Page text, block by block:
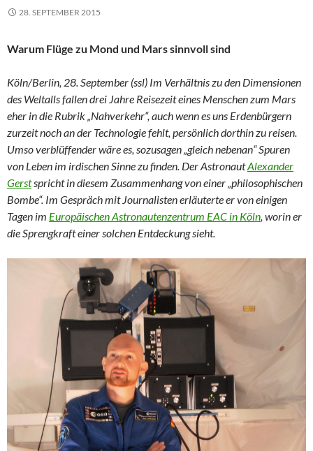
28. SEPTEMBER 2015
Warum Flüge zu Mond und Mars sinnvoll sind
Köln/Berlin, 28. September (ssl) Im Verhältnis zu den Dimensionen
des Weltalls fallen drei Jahre Reisezeit eines Menschen zum Mars
eher in die Rubrik „Nahverkehr“, auch wenn es uns Erdenbürgern
zurzeit noch an der Technologie fehlt, persönlich dorthin zu reisen.
Umso verblüffender wäre es, sozusagen „gleich nebenan“ Spuren
von Leben im irdischen Sinne zu finden. Der AstronautAlexander
Gerstspricht in diesem Zusammenhang von einer „philosophischen
Bombe“. Im Gespräch mit Journalisten erläuterte er von einigen
Tagen im Europäischen Astronautenzentrum EAC in Köln, worin er
die Sprengkraft einer solchen Entdeckung sieht.